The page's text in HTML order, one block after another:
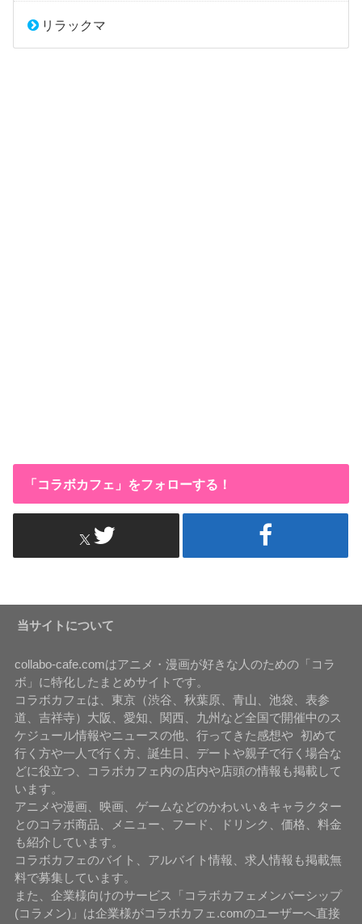
リラックマ
「コラボカフェ」をフォローする！
当サイトについて
collabo-cafe.comはアニメ・漫画が好きな人のための「コラ
ボ」に特化したまとめサイトです。
コラボカフェは、東京（渋谷、秋葉原、青山、池袋、表参
道、吉祥寺）大阪、愛知、関西、九州など全国で開催中のス
ケジュール情報やニュースの他、行ってきた感想や 初めて
行く方や一人で行く方、誕生日、デートや親子で行く場合な
どに役立つ、コラボカフェ内の店内や店頭の情報も掲載して
います。
アニメや漫画、映画、ゲームなどのかわいい＆キャラクター
とのコラボ商品、メニュー、フード、ドリンク、価格、料金
も紹介しています。
コラボカフェのバイト、アルバイト情報、求人情報も掲載無
料で募集しています。
また、企業様向けのサービス「コラボカフェメンバーシップ
(コラメン)」は企業様がコラボカフェ.comのユーザーへ直接